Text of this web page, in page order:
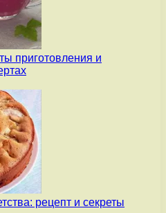
приготовления и
рецепт и секреты